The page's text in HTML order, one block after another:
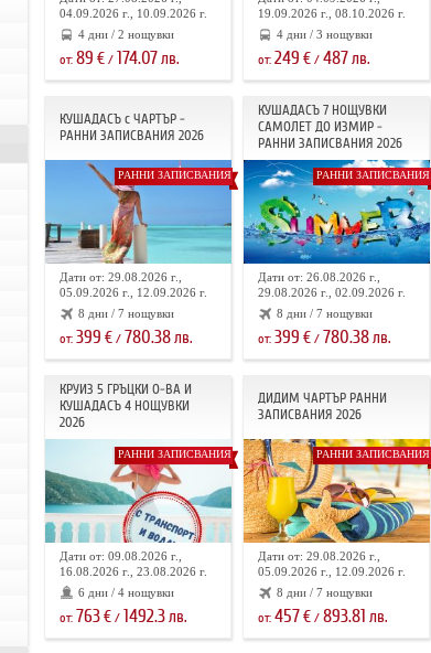
04.09.2026 г., 10.09.2026 г.
4 дни / 2 нощувки
от: 89 €/ 174.07лв.
19.09.2026 г., 08.10.2026 г.
4 дни / 3 нощувки
от: 249 €/ 487лв.
КУШАДАСЪ с ЧАРТЪР -
РАННИ ЗАПИСВАНИЯ 2026
РАННИ ЗАПИСВАНИЯ
Дати от: 29.08.2026 г.,
05.09.2026 г., 12.09.2026 г.
8 дни / 7 нощувки
от: 399 €/ 780.38лв.
КУШАДАСЪ 7 НОЩУВКИ
САМОЛЕТ ДО ИЗМИР -
РАННИ ЗАПИСВАНИЯ 2026
РАННИ ЗАПИСВАНИЯ
Дати от: 26.08.2026 г.,
29.08.2026 г., 02.09.2026 г.
8 дни / 7 нощувки
от: 399 €/ 780.38лв.
КРУИЗ 5 ГРЪЦКИ О-ВА И
КУШАДАСЪ 4 НОЩУВКИ
2026
РАННИ ЗАПИСВАНИЯ
Дати от: 09.08.2026 г.,
16.08.2026 г., 23.08.2026 г.
6 дни / 4 нощувки
от: 763€/ 1492.3лв.
ДИДИМ ЧАРТЪР РАННИ
ЗАПИСВАНИЯ 2026
РАННИ ЗАПИСВАНИЯ
Дати от: 29.08.2026 г.,
05.09.2026 г., 12.09.2026 г.
8 дни / 7 нощувки
от: 457€/ 893.81 лв.